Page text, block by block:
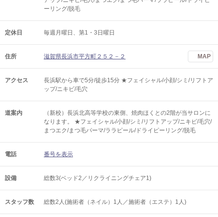
ーリング/脱毛
定休日 毎週月曜日、第1・3日曜日
住所 滋賀県長浜市平方町２５２－２ MAP
アクセス
長浜駅から車で5分/徒歩15分 ★フェイシャル/小顔/シミ/リフトア
ップ/ニキビ/毛穴
道案内
（新校）長浜北高等学校の東側、焼肉ほくとの2階が当サロンに
なります。 ★フェイシャル/小顔/シミ/リフトアップ/ニキビ/毛穴/
まつエク/まつ毛パーマ/ララピール/ドライピーリング/脱毛
電話 番号を表示
設備 総数3(ベッド2／リクライニングチェア1)
スタッフ数 総数2人(施術者（ネイル）1人／施術者（エステ）1人)